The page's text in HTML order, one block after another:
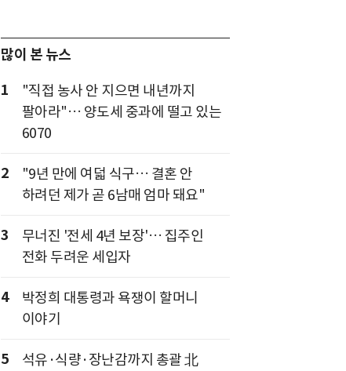
많이 본 뉴스
1
"직접 농사 안 지으면 내년까지
팔아라"… 양도세 중과에 떨고 있는
6070
2
"9년 만에 여덟 식구… 결혼 안
하려던 제가 곧 6남매 엄마 돼요"
3
무너진 '전세 4년 보장'… 집주인
전화 두려운 세입자
4
박정희 대통령과 욕쟁이 할머니
이야기
5
석유·식량·장난감까지 총괄 北